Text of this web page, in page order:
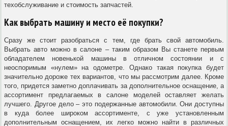
техобслуживание и стоимость запчастей.
Как выбрать машину и место её покупки?
Сразу же стоит разобраться с тем, где брать свой автомобиль.
Выбрать авто можно в салоне – таким образом Вы станете первым
обладателем новенькой машины в отличном состоянии и с
неоспоримым «нулем» на одометре. Однако такая покупка будет
значительно дороже тех вариантов, что мы рассмотрим далее. Кроме
того, придется заметно доплачивать за дополнительное оснащение, а
ассортимент предлагаемых в салоне моделей оставляет желать
лучшего. Другое дело – это подержанные автомобили. Они доступны
в куда более широком ассортименте, с уже установленным
дополнительным оснащением, их легко можно найти в различных